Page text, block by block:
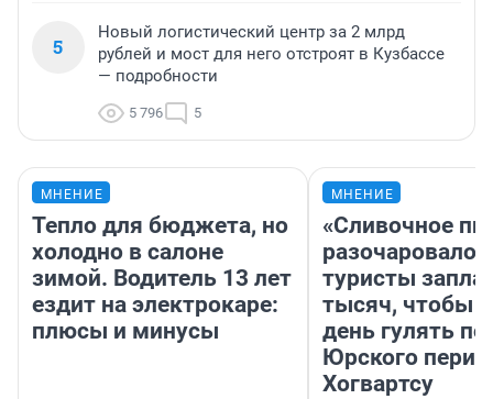
5
Новый логистический центр за 2 млрд
рублей и мост для него отстроят в Кузбассе
— подробности
5 796 5
МНЕНИЕ
Тепло для бюджета, но
холодно в салоне
зимой. Водитель 13 лет
ездит на электрокаре:
плюсы и минусы
МНЕНИЕ
«Сливочное
разочаровало»:
туристы
тысяч, чтобы
день гулять по
Юрского
Хогвартсу